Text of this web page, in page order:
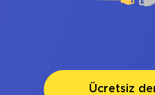
Ücretsiz